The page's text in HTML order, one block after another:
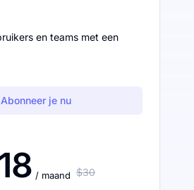
en teams met een
Abonneer je nu
/ maand $30